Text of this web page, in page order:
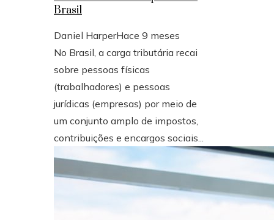
Brasil
Daniel HarperHace 9 meses
No Brasil, a carga tributária recai
sobre pessoas físicas
(trabalhadores) e pessoas
jurídicas (empresas) por meio de
um conjunto amplo de impostos,
contribuições e encargos sociais...